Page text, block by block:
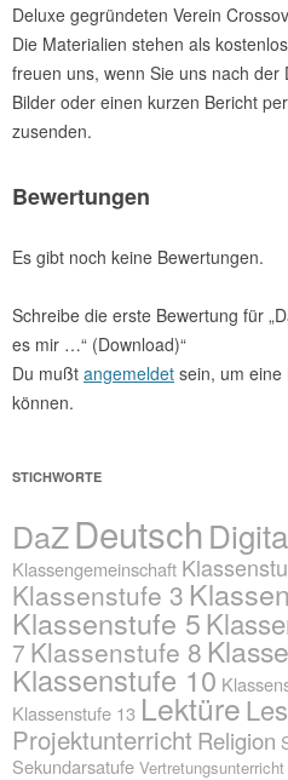
Deluxe gegründeten Verein
Die Materialien stehen als
freuen uns, wenn Sie uns nach
Bilder oder einen kurzen Bericht
zusenden.
Bewertungen
Es gibt noch keine Bewertungen.
Schreibe die erste Bewertung für
es mir …“ (Download)“
Du mußt angemeldet sein, um eine
können.
STICHWORTE
DaZDeutsch
Klassengemeinschaft
Klassenstufe 3
Klassenstufe 5
7 Klassenstufe 8
Klassenstufe 10
Klassenstufe 13 Lektüre
Projektunterricht Religion
Sekundarsatufe Vertretungsunterricht